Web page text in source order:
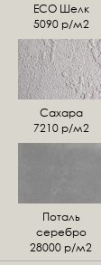
ЕСО Шелк
5090 р/м2
Сахара
7210 р/м2
Поталь
серебро
28000 р/м2